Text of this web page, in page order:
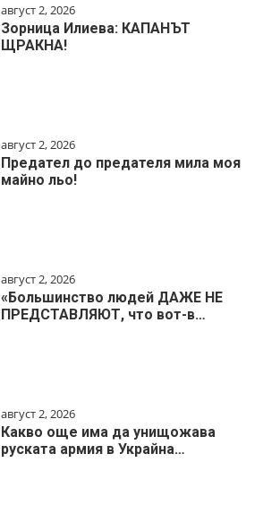
август 2, 2026
Зорница Илиева: КАПАНЪТ
ЩРАКНА!
август 2, 2026
Предател до предателя мила моя
майно льо!
август 2, 2026
«Большинство людей ДАЖЕ НЕ
ПРЕДСТАВЛЯЮТ, что вот-в…
август 2, 2026
Какво още има да унищожава
руската армия в Украйна…